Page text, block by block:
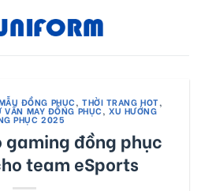
ĐỒNG PHỤC, THỜI TRANG HOT,
VẤN MAY ĐỒNG PHỤC, XU HƯỚNG
PHỤC 2025
gaming đồng phục
team eSports